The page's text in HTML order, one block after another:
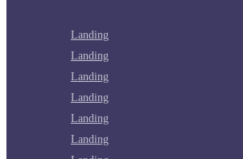
Landing
Landing
Landing
Landing
Landing
Landing